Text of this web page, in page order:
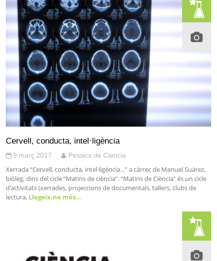
Cervell, conducta, intel·ligència
9 març 2017 Pessics de Ciencia
Xerrada “Cervell, conducta, intel·ligència…” a càrrec de Manuel Suárez,
biòleg, dins del cicle “Matins de ciència”. “Matins de Ciència” és un cicle
d’activitats (xerrades, projeccions de documentals, tallers, clubs de
lectura, Llegeix-ne més…